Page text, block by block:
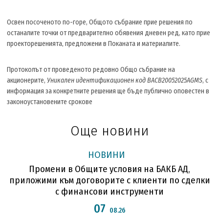
Освен посоченото по-горе, Общото събрание прие решения по
останалите точки от предварително обявения дневен ред, като прие
проекторешенията, предложени в Поканата и материалите.
Протоколът от проведеното редовно Общо събрание на
акционерите, Уникален идентификационен код BACB20052025AGMS, с
информация за конкретните решения ще бъде публично оповестен в
законоустановените срокове
Още новини
НОВИНИ
Промени в Общите условия на БАКБ АД,
приложими към договорите с клиенти по сделки
с финансови инструменти
07 08.26